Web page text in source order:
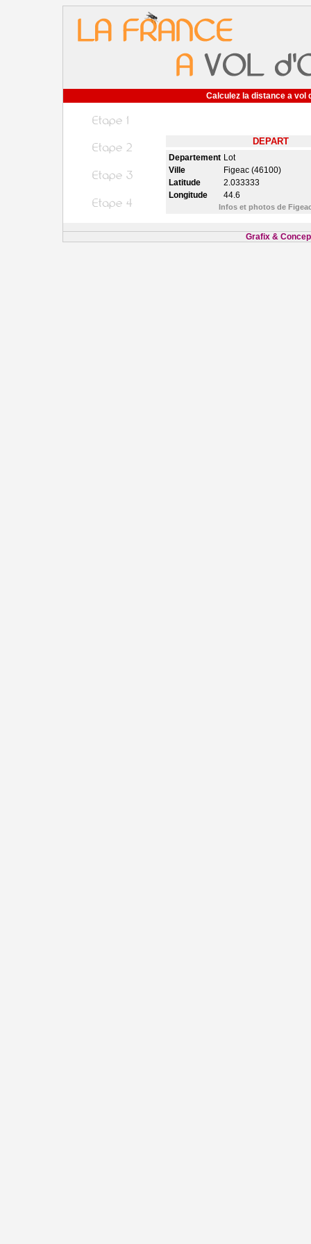
Calculez la distance a vol
DEPART
Departement Lot
Ville
Figeac (46100)
Latitude
2.033333
Longitude
44.6
Infos et photos de
Grafix &